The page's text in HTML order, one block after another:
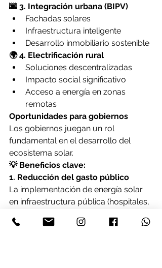
🌆 3. Integración urbana (BIPV)
Fachadas solares
Infraestructura inteligente
Desarrollo inmobiliario sostenible
🌍 4. Electrificación rural
Soluciones descentralizadas
Impacto social significativo
Acceso a energía en zonas
remotas
Oportunidades para gobiernos
Los gobiernos juegan un rol
fundamental en el desarrollo del
ecosistema solar.
💡 Beneficios clave:
1. Reducción del gasto público
La implementación de energía solar
en infraestructura pública (hospitales,
significativamente los costos